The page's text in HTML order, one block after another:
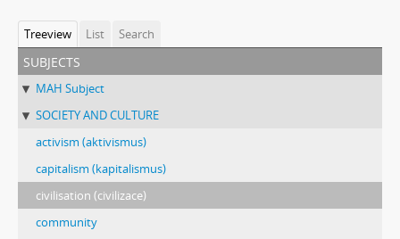
Treeview List Search
subjects
MAH Subject
SOCIETY AND CULTURE
activism (aktivismus)
capitalism (kapitalismus)
civilisation (civilizace)
community